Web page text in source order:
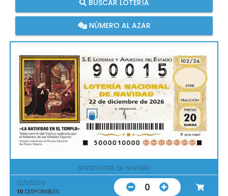
BUSCAR LOTERÍA
NÚMERO AL AZAR
SORTEO EXTRA. DE NAVIDAD
22/12/2026
10 DISPONIBLES 0